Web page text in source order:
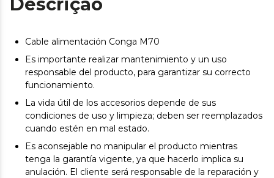
Cable alimentación Conga M70
Es importante realizar mantenimiento y un uso
responsable del producto, para garantizar su correcto
funcionamiento.
La vida útil de los accesorios depende de sus
condiciones de uso y limpieza; deben ser reemplazados
cuando estén en mal estado.
Es aconsejable no manipular el producto mientras
tenga la garantía vigente, ya que hacerlo implica su
anulación. El cliente será responsable de la reparación y